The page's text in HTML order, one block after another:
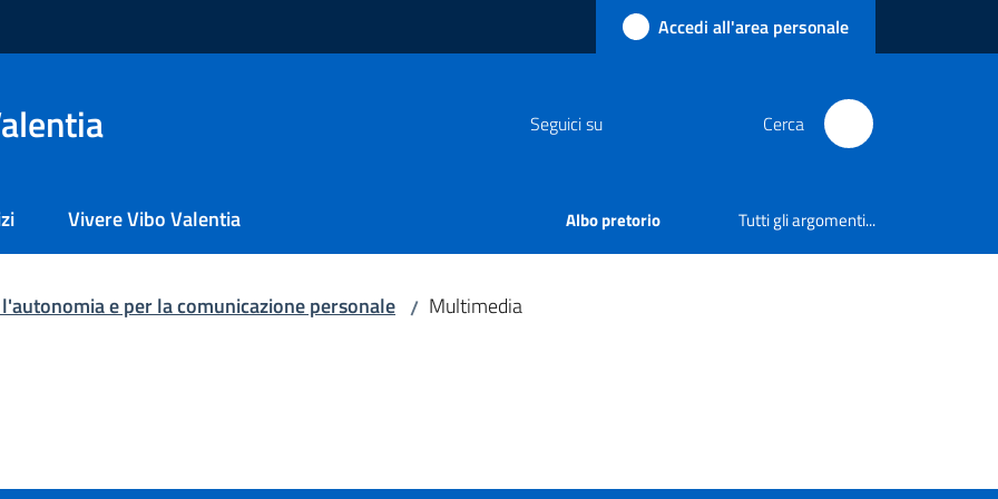
Accedi all'area personale
Seguici su Cerca
Vivere Vibo Valentia Albo pretorio Tutti gli argomenti...
e per la comunicazione personale / Multimedia